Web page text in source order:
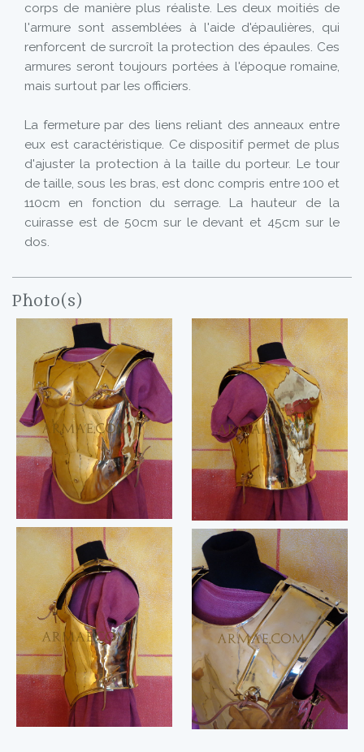
corps de manière plus réaliste. Les deux moitiés de
l'armure sont assemblées à l'aide d'épaulières, qui
renforcent de surcroît la protection des épaules. Ces
armures seront toujours portées à l'époque romaine,
mais surtout par les officiers.
La fermeture par des liens reliant des anneaux entre
eux est caractéristique. Ce dispositif permet de plus
d'ajuster la protection à la taille du porteur. Le tour
de taille, sous les bras, est donc compris entre 100 et
110cm en fonction du serrage. La hauteur de la
cuirasse est de 50cm sur le devant et 45cm sur le
dos.
Photo(s)